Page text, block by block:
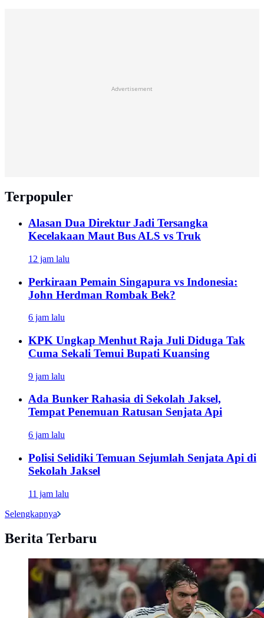
Advertisement
Terpopuler
Alasan Dua Direktur Jadi Tersangka
Kecelakaan Maut Bus ALS vs Truk
12 jam lalu
Perkiraan Pemain Singapura vs Indonesia:
John Herdman Rombak Bek?
6 jam lalu
KPK Ungkap Menhut Raja Juli Diduga Tak
Cuma Sekali Temui Bupati Kuansing
9 jam lalu
Ada Bunker Rahasia di Sekolah Jaksel,
Tempat Penemuan Ratusan Senjata Api
6 jam lalu
Polisi Selidiki Temuan Sejumlah Senjata Api di
Sekolah Jaksel
11 jam lalu
Selengkapnya
Berita Terbaru